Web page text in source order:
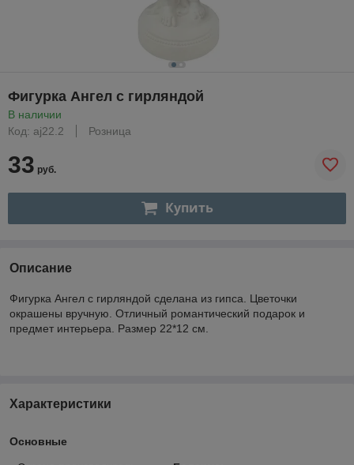
Фигурка Ангел с гирляндой
В наличии
Код: aj22.2
Розница
33 руб.
Купить
Описание
Фигурка Ангел с гирляндой сделана из гипса. Цветочки
окрашены вручную. Отличный романтический подарок и
предмет интерьера. Размер 22*12 см.
Характеристики
Основные